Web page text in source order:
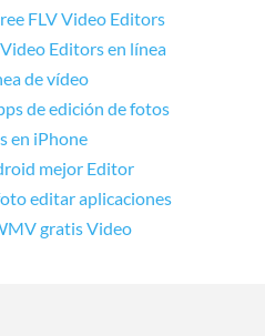
FLV Video Editors
Editors en línea
de vídeo
de edición de fotos
en iPhone
mejor Editor
editar aplicaciones
gratis Video